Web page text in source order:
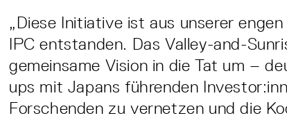
„Diese Initiative ist aus unserer
IPC entstanden. Das Valley-and-
gemeinsame Vision in die Tat um –
ups mit Japans führenden
Forschenden zu vernetzen und die